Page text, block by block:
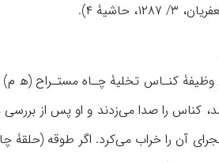
حاشیۀ ۴).
وظیفۀ کنـاس تخلیۀ چـاه مستـراح (ه‍
کناس را صدا می‌زدند و او پس از بررسی
آن را خراب می‌کرد. اگر طوقه (حلقۀ